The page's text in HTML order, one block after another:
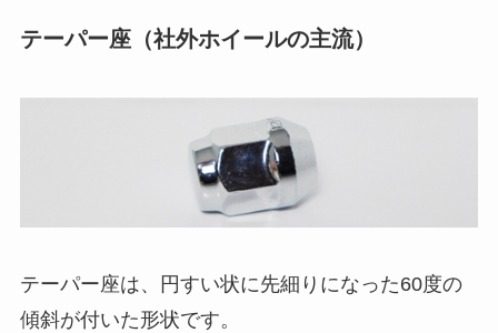
テーパー座（社外ホイールの主流）
テーパー座は、円すい状に先細りになった60度の
傾斜が付いた形状です。